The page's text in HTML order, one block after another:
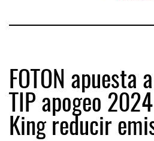
FOTON apuesta
TIP apogeo
King reducir